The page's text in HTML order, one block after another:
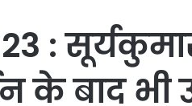
:
के बाद भी